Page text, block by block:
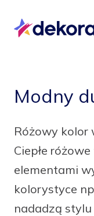
głównej
Inspiracje
Produkty
Znajdź
Kontakt
Modny
Różowy kolor
Ciepłe
elementami
kolorystyce
nadadzą